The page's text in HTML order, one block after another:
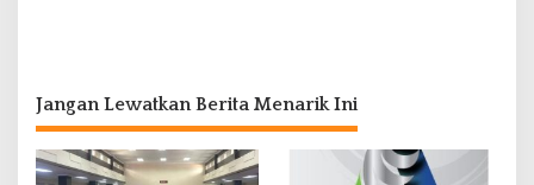
Jangan Lewatkan Berita Menarik Ini